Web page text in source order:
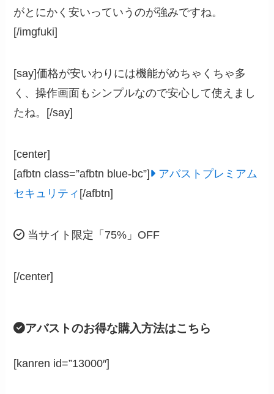
がとにかく安いっていうのが強みですね。
[/imgfuki]
[say]価格が安いわりには機能がめちゃくちゃ多
く、操作画面もシンプルなので安心して使えまし
たね。[/say]
[center]
[afbtn class=”afbtn blue-bc”]
アバストプレミアム
セキュリティ [/afbtn]
当サイト限定「75%」OFF
[/center]
アバストのお得な購入方法はこちら
[kanren id=”13000″]